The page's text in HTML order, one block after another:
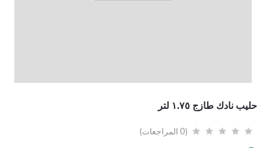
حليب نادك طازج ١.٧٥ لتر
(0 المراجعات)